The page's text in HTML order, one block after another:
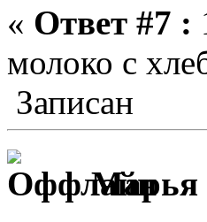
« Ответ #7 :
молоко с
Записан
Марья